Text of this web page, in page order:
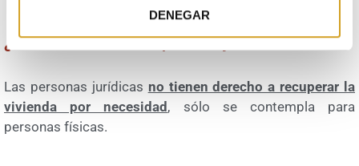
DENEGAR
¿Y si el arrendador es persona jurídica?
Las personas jurídicas no tienen derecho a recuperar la
vivienda por necesidad, sólo se contempla para
personas físicas.